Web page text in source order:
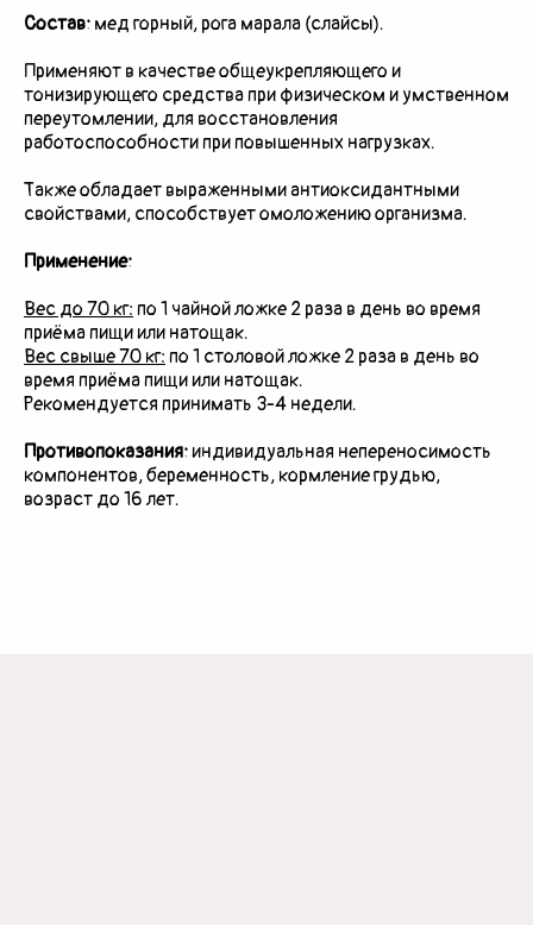
Состав: мед горный, рога марала (слайсы).
Применяют в качестве общеукрепляющего и
тонизирующего средства при физическом и умственном
переутомлении, для восстановления
работоспособности при повышенных нагрузках.
Также обладает выраженными антиоксидантными
свойствами, способствует омоложению организма.
Применение:
Вес до 70 кг: по 1 чайной ложке 2 раза в день во время
приёма пищи или натощак.
Вес свыше 70 кг: по 1 столовой ложке 2 раза в день во
время приёма пищи или натощак.
Рекомендуется принимать 3-4 недели.
Противопоказания:индивидуальная непереносимость
компонентов, беременность, кормление грудью,
возраст до 16 лет.